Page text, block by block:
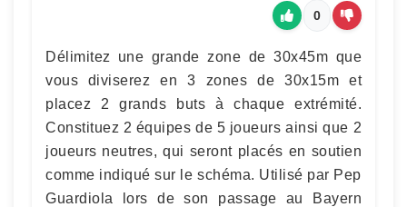
0
Délimitez une grande zone de 30x45m que
vous diviserez en 3 zones de 30x15m et
placez 2 grands buts à chaque extrémité.
Constituez 2 équipes de 5 joueurs ainsi que 2
joueurs neutres, qui seront placés en soutien
comme indiqué sur le schéma. Utilisé par Pep
Guardiola lors de son passage au Bayern